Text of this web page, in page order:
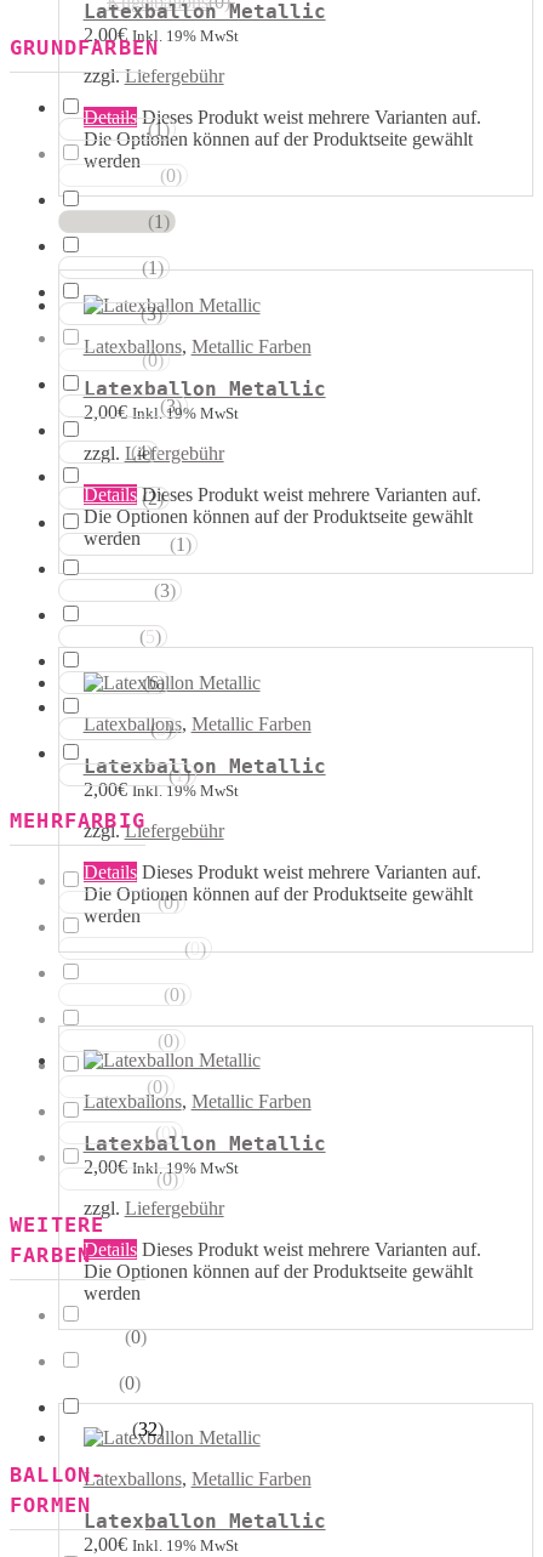
Latexballon Metallic
2,00€ Inkl. 19% MwSt
zzgl.Liefergebühr
Details Dieses Produkt weist mehrere Varianten auf.
Die Optionen können auf der Produktseite gewählt
werden
Latexballons, Metallic Farben
Latexballon Metallic
2,00€ Inkl. 19% MwSt
zzgl. Liefergebühr
Details Dieses Produkt weist mehrere Varianten auf.
Die Optionen können auf der Produktseite gewählt
werden
Latexballons, Metallic Farben
Latexballon Metallic
2,00€ Inkl. 19% MwSt
zzgl.Liefergebühr
Details Dieses Produkt weist mehrere Varianten auf.
Die Optionen können auf der Produktseite gewählt
werden
Latexballons, Metallic Farben
Latexballon Metallic
2,00€ Inkl. 19% MwSt
zzgl. Liefergebühr
Details Dieses Produkt weist mehrere Varianten auf.
Die Optionen können auf der Produktseite gewählt
werden
Latexballons, Metallic Farben
Latexballon Metallic
2,00€ Inkl. 19% MwSt
GRUNDFARBEN
Weisstöne (1)
(0)
(1)
Grautöne (1)
Gelbtöne (3)
Goldtöne (0)
Orangetöne (3)
Rottöne (4)
Rosatöne (2)
Magentatöne (1)
(3)
(5)
Grüntöne (6)
Brauntöne (3)
Schwarztöne (1)
MEHRFARBIG
Rosa Weiss (0)
Schwarz Weiss (0)
(0)
(0)
(0)
Blau Weiss ( 0)
Mehrfarbig (0)
WEITERE
FARBEN
(0)
(0)
Metallik (32)
BALLON-
FORMEN